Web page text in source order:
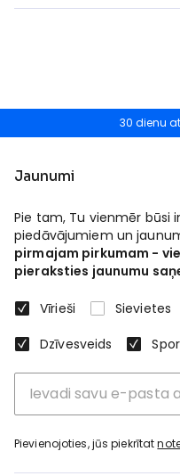
30 dienu
Jaunumi
Pie tam, Tu vienmēr būsi
piedāvājumiem un
pirmajam pirkumam -
pieraksties jaunumu
Vīrieši
Sievietes
Dzīvesveids
Pievienojoties, jūs piekrītat